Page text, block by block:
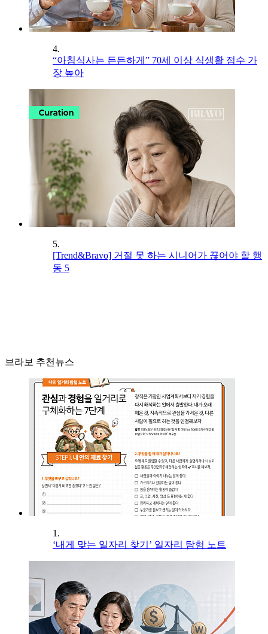
4.
“아침식사는 든든하게” 70세 이상 식생활 점수 가
장 높아
5.
[Trend&Bravo] 거절 못 하는 시니어가 끊어야 할 행
동 5
브라보 추천뉴스
1.
‘내게 맞는 일자리 찾기’ 일자리 탐험 노트